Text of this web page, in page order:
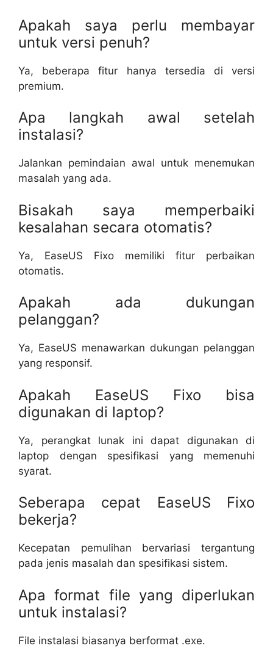
Apakah saya perlu membayar
untuk versi penuh?
Ya, beberapa fitur hanya tersedia di versi
premium.
Apa langkah awal setelah
instalasi?
Jalankan pemindaian awal untuk menemukan
masalah yang ada.
Bisakah saya memperbaiki
kesalahan secara otomatis?
Ya, EaseUS Fixo memiliki fitur perbaikan
otomatis.
Apakah ada dukungan
pelanggan?
Ya, EaseUS menawarkan dukungan pelanggan
yang responsif.
Apakah EaseUS Fixo bisa
digunakan di laptop?
Ya, perangkat lunak ini dapat digunakan di
laptop dengan spesifikasi yang memenuhi
syarat.
Seberapa cepat EaseUS Fixo
bekerja?
Kecepatan pemulihan bervariasi tergantung
pada jenis masalah dan spesifikasi sistem.
Apa format file yang diperlukan
untuk instalasi?
File instalasi biasanya berformat .exe.